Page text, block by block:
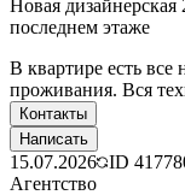
Новая
последнем этаже
В квартире есть все
проживания. Вся
Контакты
Написать
15.07.2026 ID
Агентство